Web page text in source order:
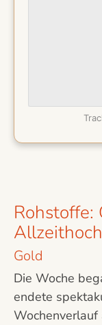
Rohstoffe:
Gold
Die Woche
endete
Wochenverlauf